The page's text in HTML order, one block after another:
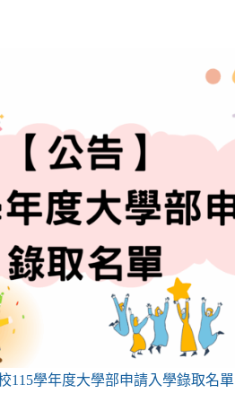
115學年度大學部申請入學錄取名單